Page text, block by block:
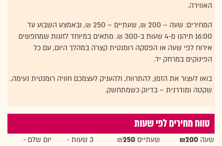
האווירה.
המחירים: שעה – 200 ₪, שעתיים – 250 ₪, ובאמצע השבוע עד
16:00 תיהנו מ-4 שעות ב-300 ₪. מתאים במיוחד לזוגות שמחפשים
אירוח לפי שעה או הפסקה רומנטית קצרה במהלך היום, עם כל
הפינוקים במרחק יד.
בואו לעצור את הזמן, להתרווח, ולהעניק לעצמכם חוויה רומנטית נעימה,
שקטה ומודרנית – בדיוק כשמתחשק.
טווח מחירים לפי שעות
שעה ₪200 שעתיים ₪ 250 3 שעות -
יום שלם -